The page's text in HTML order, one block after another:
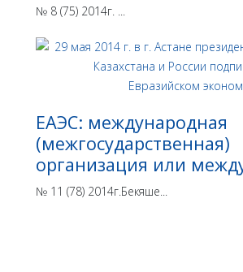
№ 8 (75) 2014г. ...
ЕАЭС: международная
(межгосударственная)
организация или
№ 11 (78) 2014г.Бекяше...